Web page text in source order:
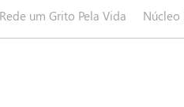
Rede um Grito Pela Vida Núcleo